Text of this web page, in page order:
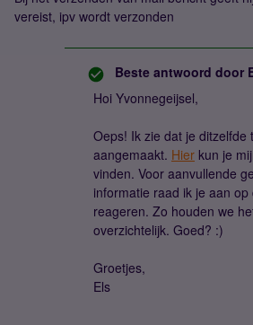
vereist, ipv wordt verzonden
Beste antwoord door
Hoi Yvonnegeijsel,
Oeps! Ik zie dat je ditzelfde
aangemaakt. Hier kun je
vinden. Voor aanvullende
informatie raad ik je aan op
reageren. Zo houden we
overzichtelijk. Goed? :)
Groetjes,
Els